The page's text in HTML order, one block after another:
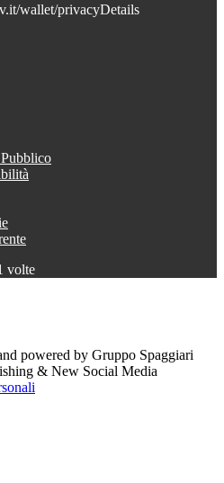
wallet/privacyDetails
volte
powered by Gruppo Spaggiari
& New Social Media